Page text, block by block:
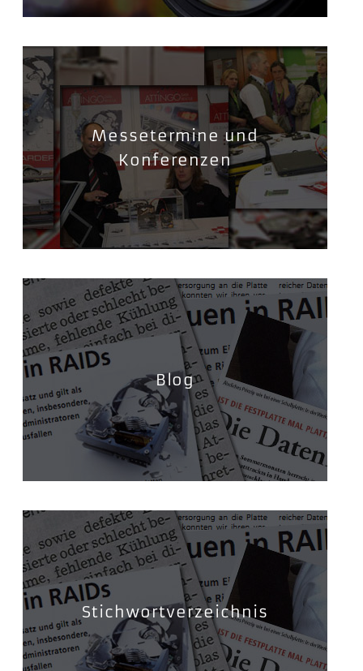
Messetermine und
Konferenzen
Blog
Stichwortverzeichnis